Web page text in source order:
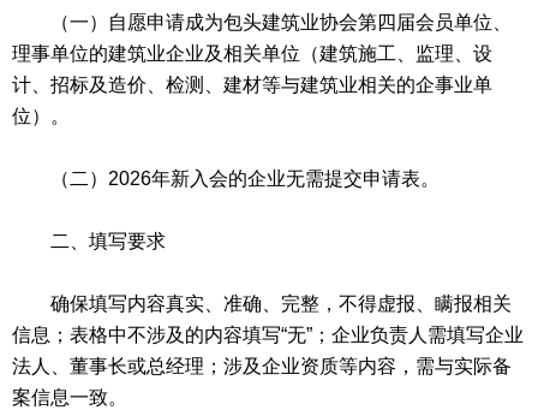
（一）自愿申请成为包头建筑业协会第四届会员单位、
理事单位的建筑业企业及相关单位（建筑施工、监理、设
计、招标及造价、检测、建材等与建筑业相关的企事业单
位）。
（二）2026年新入会的企业无需提交申请表。
二、填写要求
确保填写内容真实、准确、完整，不得虚报、瞒报相关
信息；表格中不涉及的内容填写“无”；企业负责人需填写企业
法人、董事长或总经理；涉及企业资质等内容，需与实际备
案信息一致。